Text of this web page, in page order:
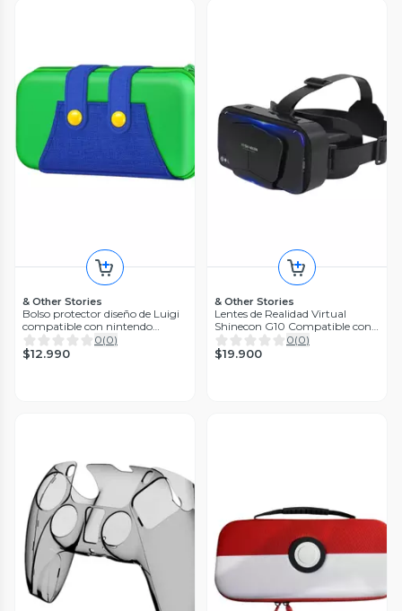
& Other Stories
Bolso protector diseño de Luigi
compatible con nintendo
Switch normal y oled
0(0)
$12.990
& Other Stories
Lentes de Realidad Virtual
Shinecon G10 Compatible con
smartphones 3.5” a 7.2”
0(0)
$19.900